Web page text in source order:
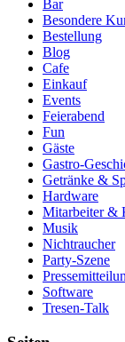
Bar
Besondere
Bestellung
Blog
Cafe
Einkauf
Events
Feierabend
Fun
Gäste
Gastro-
Getränke &
Hardware
Mitarbeiter &
Musik
Nichtraucher
Party-Szene
Software
Tresen-Talk